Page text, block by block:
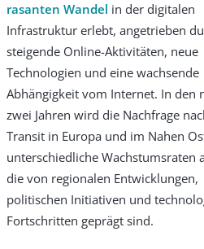
Products & Services
Industries
Why Choose Zayo Europe
rasanten Wandel in der digitalen
Infrastruktur erlebt, angetrieben
steigende Online-Aktivitäten, neue
Technologien und eine wachsende
Abhängigkeit vom Internet. In den
zwei Jahren wird die Nachfrage
Transit in Europa und im Nahen
unterschiedliche Wachstumsraten
die von regionalen Entwicklungen,
politischen Initiativen und
Fortschritten geprägt sind.